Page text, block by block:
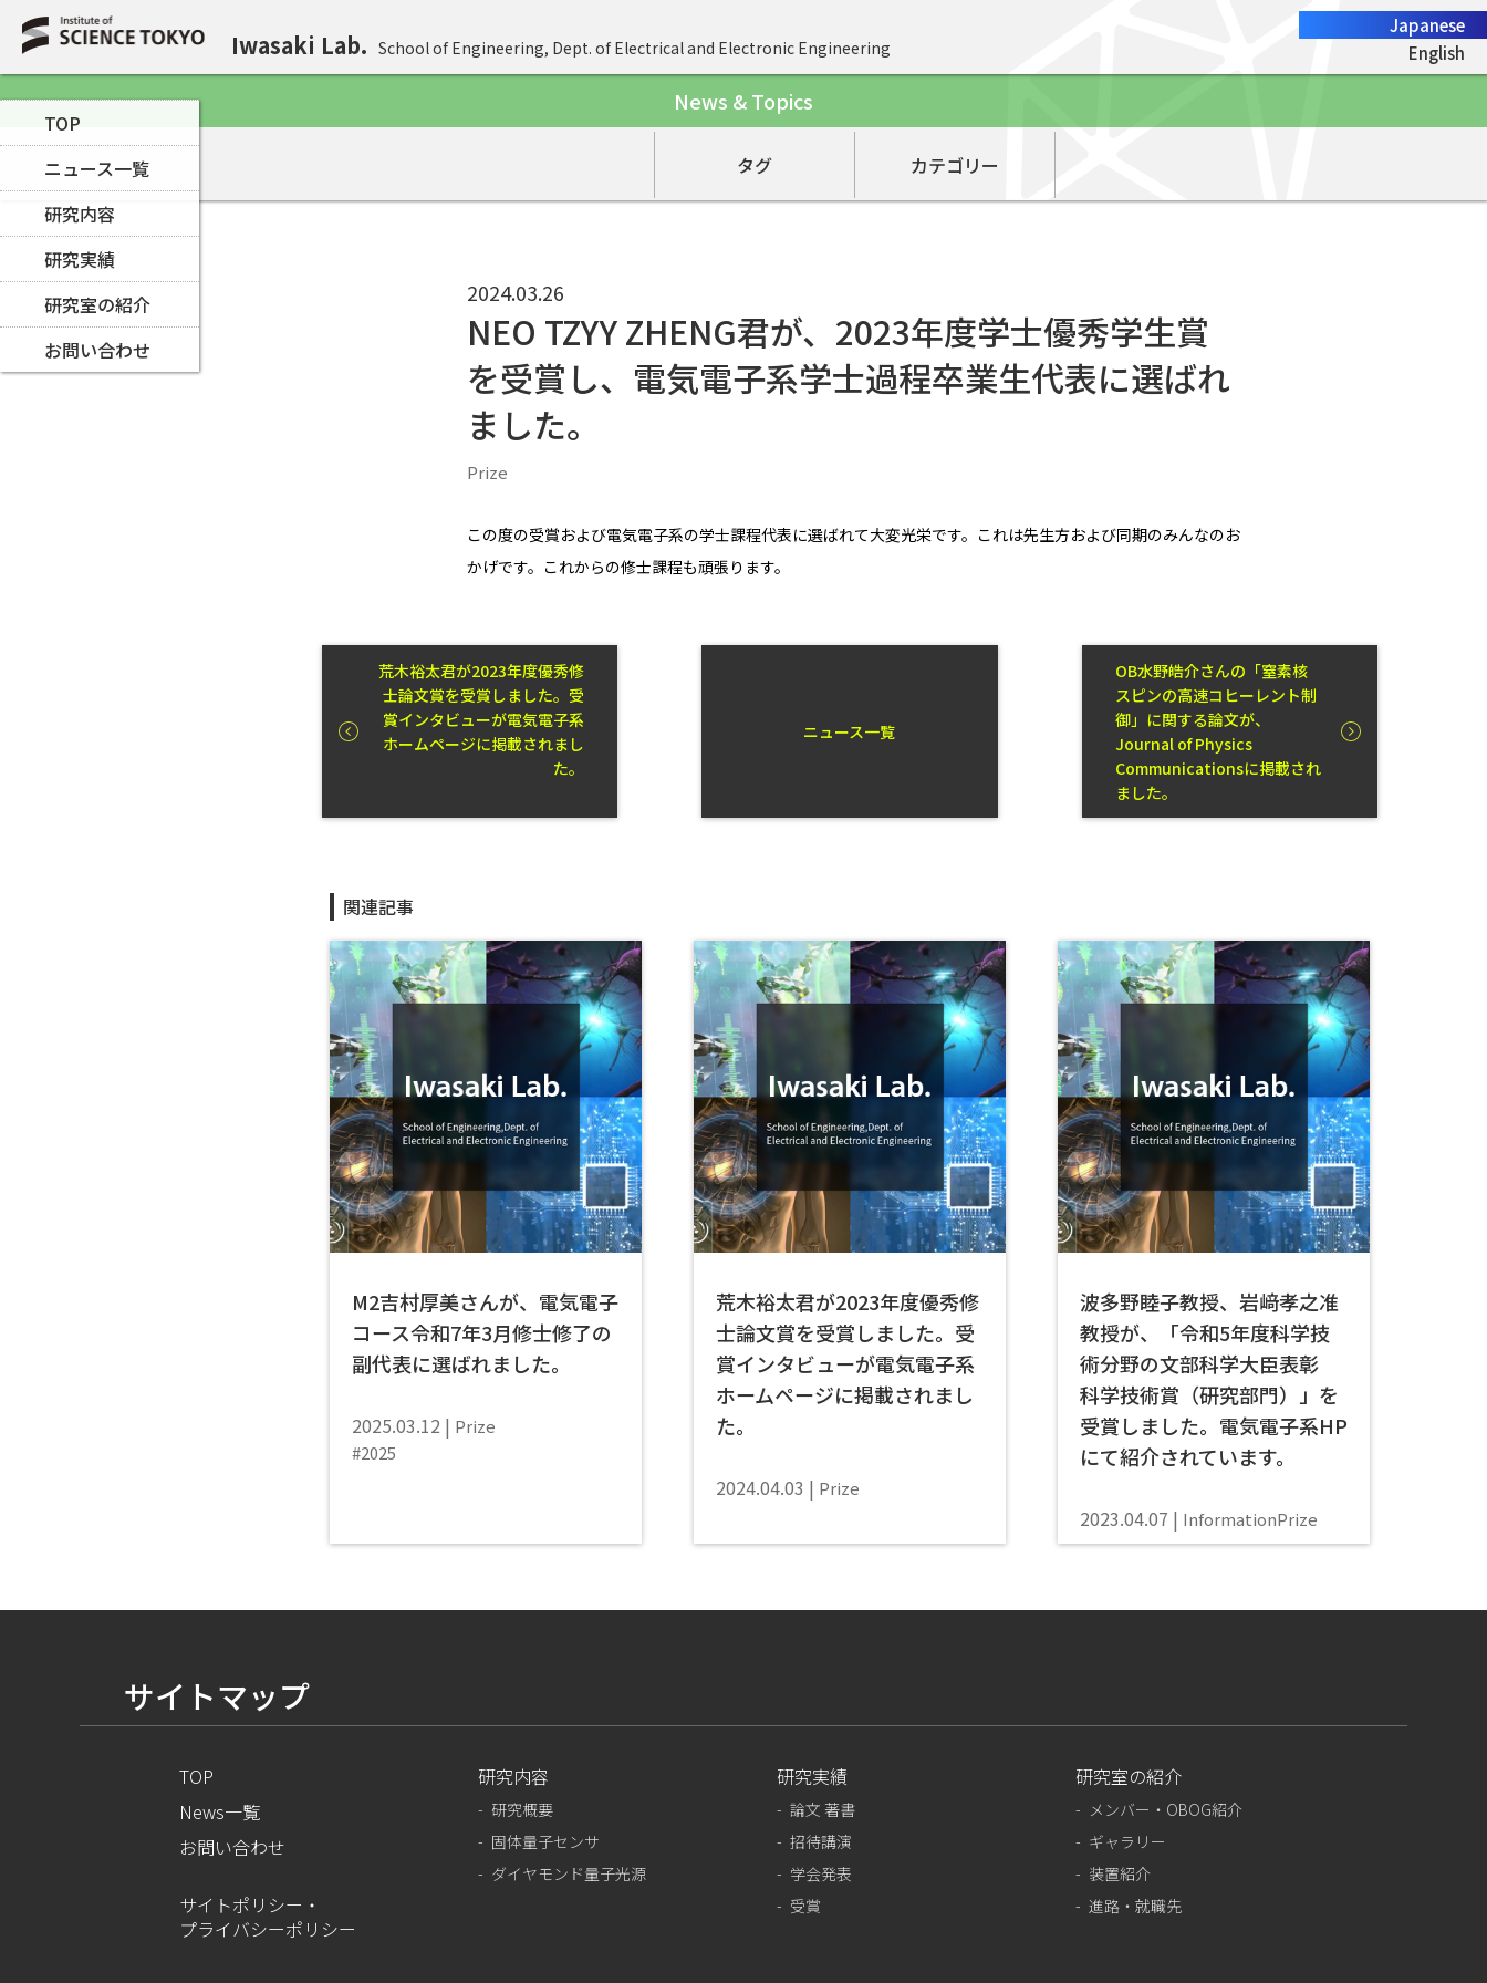
Iwasaki Lab. School of Engineering, Dept. of Electrical and Electronic Engineering
Japanese
English
News & Topics
タグ カテゴリー
TOP
ニュース一覧
研究内容
研究実績
研究室の紹介
お問い合わせ
2024.03.26
NEO TZYY ZHENG君が、2023年度学士優秀学生賞
を受賞し、電気電子系学士過程卒業生代表に選ばれ
ました。
Prize
この度の受賞および電気電子系の学士課程代表に選ばれて大変光栄です。これは先生方および同期のみんなのお
かげです。これからの修士課程も頑張ります。
荒木裕太君が2023年度優秀修
士論文賞を受賞しました。受
賞インタビューが電気電子系
ホームページに掲載されまし
た。
ニュース一覧
OB水野皓介さんの「窒素核
スピンの高速コヒーレント制
御」に関する論文が、
Journal of Physics
Communicationsに掲載され
ました。
関連記事
M2吉村厚美さんが、電気電子
コース令和7年3月修士修了の
副代表に選ばれました。
2025.03.12
Prize
2025
荒木裕太君が2023年度優秀修
士論文賞を受賞しました。受
賞インタビューが電気電子系
ホームページに掲載されまし
た。
2024.04.03 Prize
波多野睦子教授、岩﨑孝之准
教授が、「令和5年度科学技
術分野の文部科学大臣表彰
科学技術賞（研究部門）」を
受賞しました。電気電子系HP
にて紹介されています。
2023.04.07 InformationPrize
サイトマップ
TOP
News一覧
お問い合わせ
サイトポリシー・
プライバシーポリシー
研究内容
研究概要
固体量子センサ
ダイヤモンド量子光源
研究実績
論文 著書
招待講演
学会発表
受賞
研究室の紹介
メンバー・OBOG紹介
ギャラリー
装置紹介
進路・就職先